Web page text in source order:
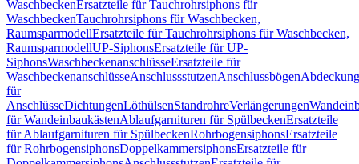
WaschbeckenErsatzteile für Tauchrohrsiphons für
WaschbeckenTauchrohrsiphons für Waschbecken,
RaumsparmodellErsatzteile für Tauchrohrsiphons für Waschbecken,
RaumsparmodellUP-SiphonsErsatzteile für UP-
SiphonsWaschbeckenanschlüsseErsatzteile für
WaschbeckenanschlüsseAnschlussstutzenAnschlussbögen
für
AnschlüsseDichtungenLöthülsenStandrohreVerlängerungen
für WandeinbaukästenAblaufgarnituren für SpülbeckenErsatzteile
für Ablaufgarnituren für SpülbeckenRohrbogensiphonsErsatzteile
für RohrbogensiphonsDoppelkammersiphonsErsatzteile für